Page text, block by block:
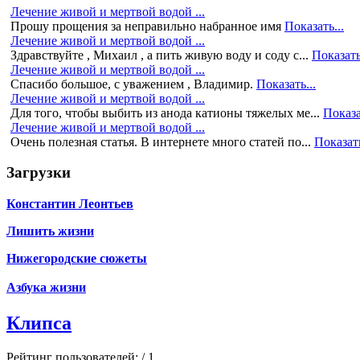
Лечение живой и мертвой водой ...
Прошу прощения за неправильно набранное имя Показать...
Лечение живой и мертвой водой ...
Здравствуйте , Михаил , а пить живую воду и соду с...
Лечение живой и мертвой водой ...
Спасибо большое, с уважением , Владимир. Показать...
Лечение живой и мертвой водой ...
Для того, чтобы выбить из анода катионы тяжелых ме...
Лечение живой и мертвой водой ...
Очень полезная статья. В интернете много статей по...
Загрузки
Константин Леонтьев
Лишить жизни
Нижегородские сюжеты
Азбука жизни
Клипса
Рейтинг пользователей: / 1